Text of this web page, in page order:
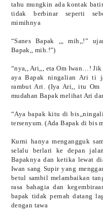
tahu mungkin ada kontak
tidak berbinar seperti
mimihnya
“Sanes Bapak ,,, mih,,!”
Bapak,, mih.!”)
“nya,, Ari,,, eta Om Iwan…!
aya Bapak ningalian Ari ti
rambut Ari. (Iya Ari,, itu Om
mudahan Bapak melihat Ari
“Aya bapak kitu di
tersenyum. (Ada Bapak di bis
Kurni hanya mengangguk
selalu berlari ke depan
Bapaknya dan ketika lewat
Iwan sang Supir yang
betul sambil melambaikan
rasa bahagia dan
bapak tidak pernah datang
dengan tawa